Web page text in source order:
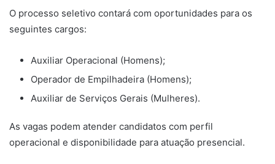
O processo seletivo contará com oportunidades para os
seguintes cargos:
Auxiliar Operacional (Homens);
Operador de Empilhadeira (Homens);
Auxiliar de Serviços Gerais (Mulheres).
As vagas podem atender candidatos com perfil
operacional e disponibilidade para atuação presencial.